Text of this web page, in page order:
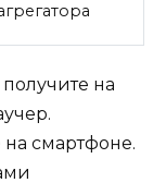
на
на смартфоне.